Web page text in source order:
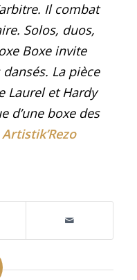
Il combat
Solos, duos,
Boxe invite
La pièce
Laurel et Hardy
d’une boxe des
Artistik’Rezo